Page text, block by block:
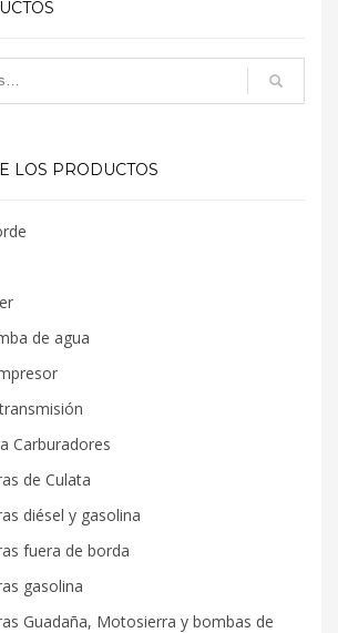
LOS PRODUCTOS
de agua
Carburadores
de Culata
diésel y gasolina
fuera de borda
gasolina
Guadaña, Motosierra y bombas de